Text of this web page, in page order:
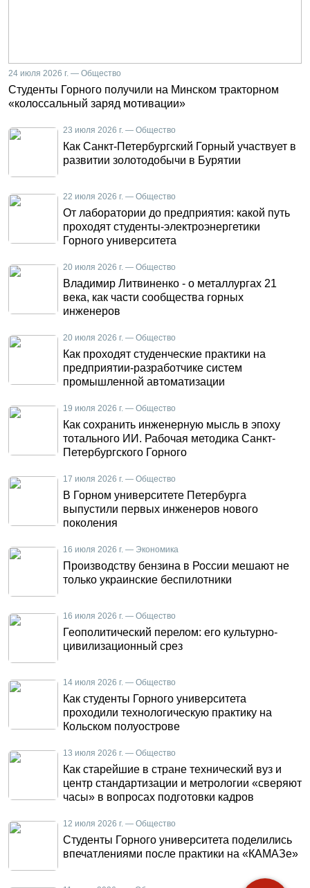
24 июля 2026 г. — Общество
Студенты Горного получили на Минском тракторном
«колоссальный заряд мотивации»
23 июля 2026 г. — Общество
Как Санкт-Петербургский Горный участвует в
развитии золотодобычи в Бурятии
22 июля 2026 г. — Общество
От лаборатории до предприятия: какой путь
проходят студенты-электроэнергетики
Горного университета
20 июля 2026 г. — Общество
Владимир Литвиненко - о металлургах 21
века, как части сообщества горных
инженеров
20 июля 2026 г. — Общество
Как проходят студенческие практики на
предприятии-разработчике систем
промышленной автоматизации
19 июля 2026 г. — Общество
Как сохранить инженерную мысль в эпоху
тотального ИИ. Рабочая методика Санкт-
Петербургского Горного
17 июля 2026 г. — Общество
В Горном университете Петербурга
выпустили первых инженеров нового
поколения
16 июля 2026 г. — Экономика
Производству бензина в России мешают не
только украинские беспилотники
16 июля 2026 г. — Общество
Геополитический перелом: его культурно-
цивилизационный срез
14 июля 2026 г. — Общество
Как студенты Горного университета
проходили технологическую практику на
Кольском полуострове
13 июля 2026 г. — Общество
Как старейшие в стране технический вуз и
центр стандартизации и метрологии «сверяют
часы» в вопросах подготовки кадров
12 июля 2026 г. — Общество
Студенты Горного университета поделились
впечатлениями после практики на «КАМАЗе»